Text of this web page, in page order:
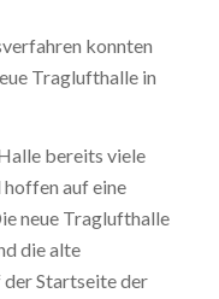
konnten
Traglufthalle in
bereits viele
hoffen auf eine
neue Traglufthalle
die alte
Startseite der